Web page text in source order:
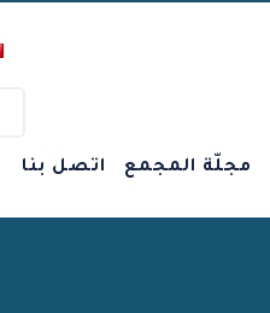
مجلّة المجمع اتصل بنا